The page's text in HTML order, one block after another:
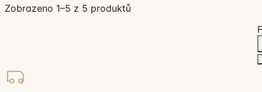
Zobrazeno 1–5 z 5 produktů